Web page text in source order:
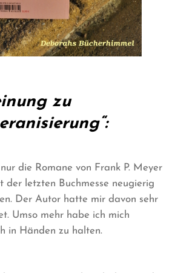
zu
die Romane von Frank P. Meyer
der letzten Buchmesse neugierig
Der Autor hatte mir davon sehr
Umso mehr habe ich mich
in Händen zu halten.